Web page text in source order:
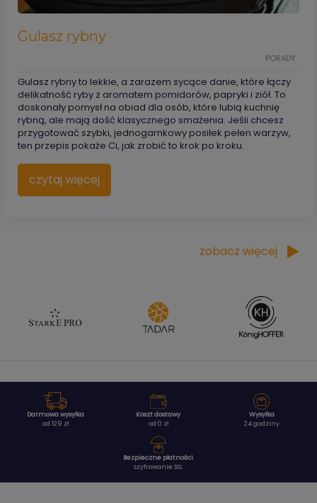
Gulasz rybny
PORADY
Gulasz rybny to lekkie, a zarazem sycące danie, które łączy
delikatność ryby z aromatem pomidorów, papryki i ziół. To
doskonały pomysł na obiad dla osób, które lubią kuchnię
rybną, ale mają dość klasycznego smażenia. Jeśli chcesz
przygotować szybki, jednogarnkowy posiłek pełen warzyw,
ten przepis pokaże Ci, jak zrobić to krok po kroku.
czytaj więcej
zobacz więcej
Darmowa wysyłka
od 129 zł
Koszt dostawy
od 0 zł
Wysyłka
24 godziny
Bezpieczne płatności
szyfrowanie SSL